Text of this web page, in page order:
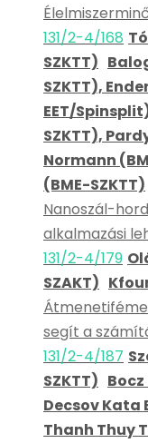
131/2-4/168
SZKTT)
SZKTT),
EET/
SZKTT),
Normann
(BME-SZKTT)
Nanoszál-
alkalmazási
131/2-4/179
SZAKT)
segít a
131/2-4/187
SZKTT)
Decsov Kata
Thanh Thuy